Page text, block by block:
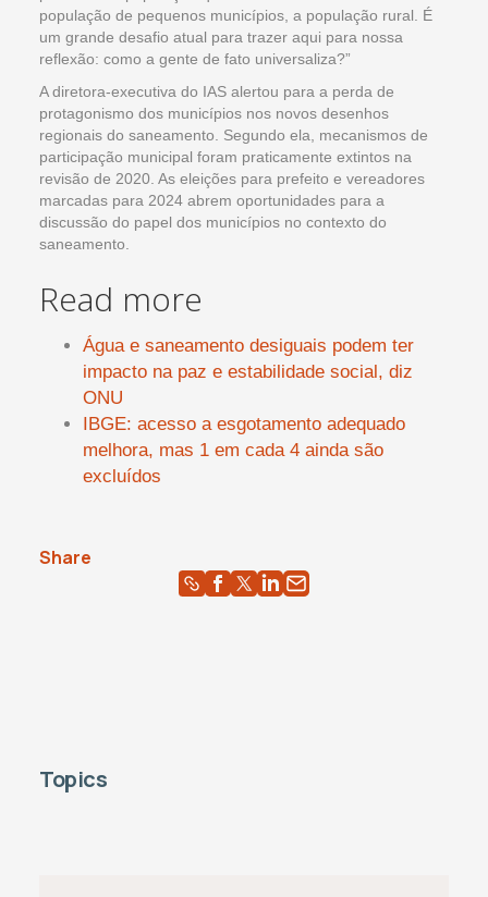
população de pequenos municípios, a população rural. É
um grande desafio atual para trazer aqui para nossa
reflexão: como a gente de fato universaliza?”
A diretora-executiva do IAS alertou para a perda de
protagonismo dos municípios nos novos desenhos
regionais do saneamento. Segundo ela, mecanismos de
participação municipal foram praticamente extintos na
revisão de 2020. As eleições para prefeito e vereadores
marcadas para 2024 abrem oportunidades para a
discussão do papel dos municípios no contexto do
saneamento.
Read more
Água e saneamento desiguais podem ter
impacto na paz e estabilidade social, diz
ONU
IBGE: acesso a esgotamento adequado
melhora, mas 1 em cada 4 ainda são
excluídos
Share
Topics